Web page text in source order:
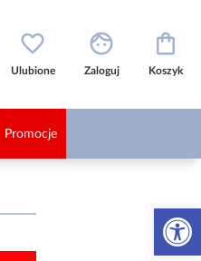
Otwórz
Ulubione Zaloguj Koszyk
Promocje